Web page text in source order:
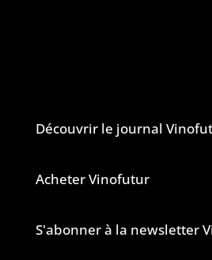
Découvrir le journal
Acheter Vinofutur
S'abonner à la newsletter